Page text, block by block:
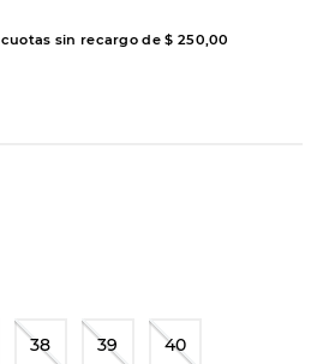
cuotas sin recargo de$ 250 ,00
38 39 40